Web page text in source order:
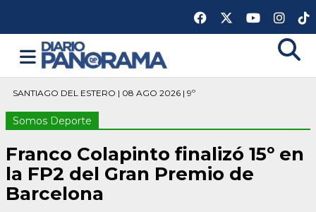
SANTIAGO DEL ESTERO | 08 AGO 2026 | 9º
Somos Deporte
Franco Colapinto finalizó 15º en
la FP2 del Gran Premio de
Barcelona